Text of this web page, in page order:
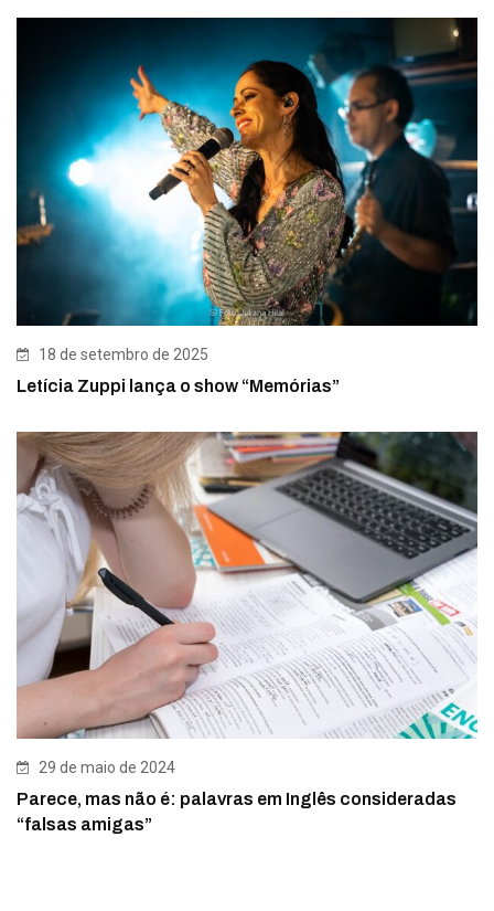
18 de setembro de 2025
Letícia Zuppi lança o show “Memórias”
29 de maio de 2024
Parece, mas não é: palavras em Inglês consideradas
“falsas amigas”